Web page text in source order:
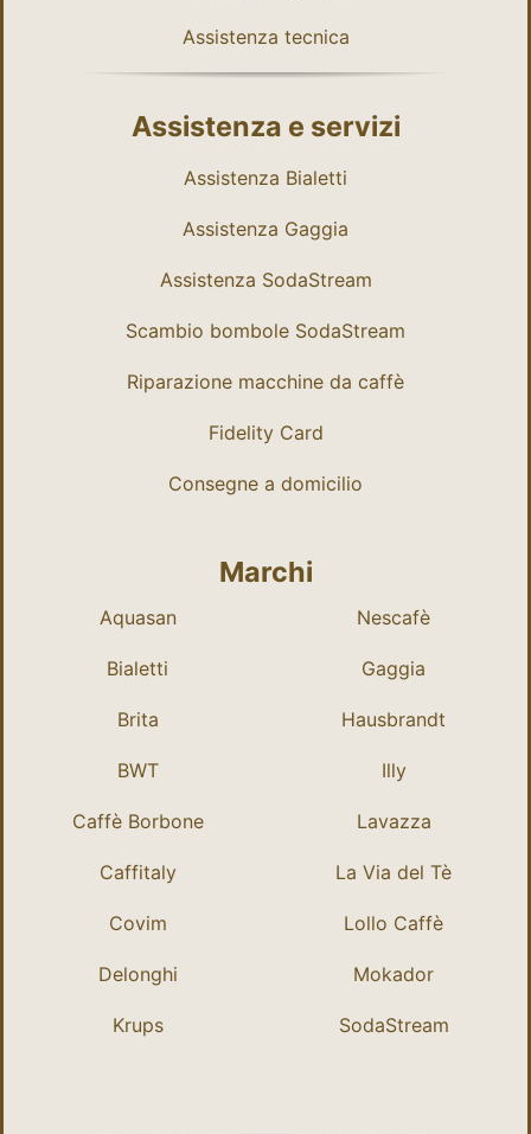
Assistenza tecnica
Assistenza e servizi
Assistenza Bialetti
Assistenza Gaggia
Assistenza SodaStream
Scambio bombole SodaStream
Riparazione macchine da caffè
Fidelity Card
Consegne a domicilio
Marchi
Aquasan
Bialetti
Brita
BWT
Caffè Borbone
Caffitaly
Covim
Delonghi
Krups
Nescafè
Gaggia
Hausbrandt
Illy
Lavazza
La Via del Tè
Lollo Caffè
Mokador
SodaStream